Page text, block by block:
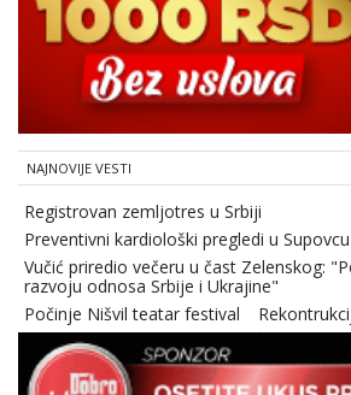
NAJNOVIJE VESTI
Registrovan zemljotres u Srbiji
Preventivni kardiološki pregledi u Supovcu
Vučić priredio večeru u čast Zelenskog:
razvoju odnosa Srbije i Ukrajine"
Počinje Nišvil teatar festival